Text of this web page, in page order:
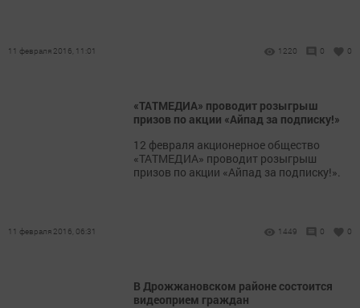
11 февраля 2016, 11:01 1220 0 0
«ТАТМЕДИА» проводит розыгрыш
призов по акции «Айпад за подписку!»
12 февраля акционерное общество
«ТАТМЕДИА» проводит розыгрыш
призов по акции «Айпад за подписку!».
11 февраля 2016, 06:31 1449 0 0
В Дрожжановском районе состоится
видеоприем граждан